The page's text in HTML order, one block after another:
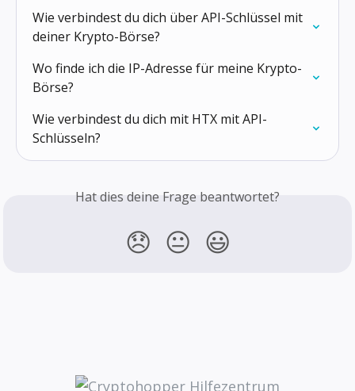
Wie verbindest du dich über API-Schlüssel mit
deiner Krypto-Börse?
Wo finde ich die IP-Adresse für meine Krypto-
Börse?
Wie verbindest du dich mit HTX mit API-
Schlüsseln?
Hat dies deine Frage beantwortet?
😞 😐 😃